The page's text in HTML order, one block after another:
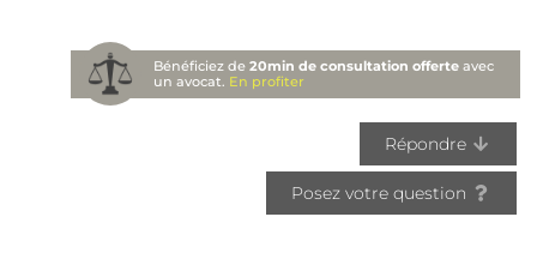
Bénéficiez de20min de consultation offerte avec
un avocat. En profiter
Répondre
Posez votre question